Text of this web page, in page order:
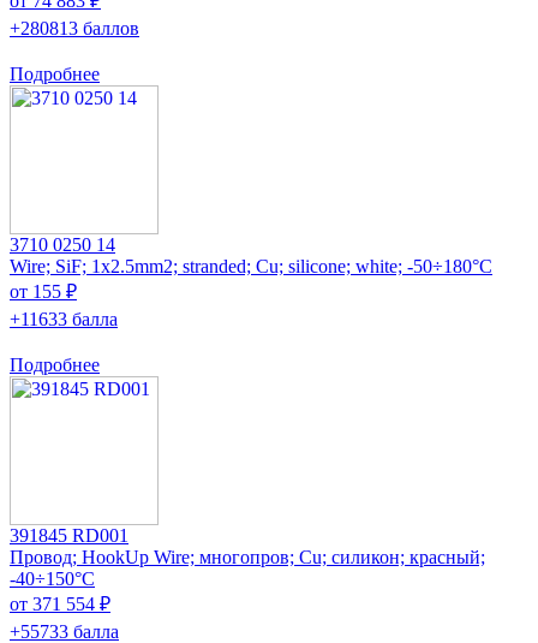
+280813 баллов
Подробнее
3710 0250 14
Wire; SiF; 1x2.5mm2; stranded; Cu; silicone; white; -50÷180°C
от 155 ₽
+11633 балла
Подробнее
391845 RD001
Провод; HookUp Wire; многопров; Cu; силикон; красный;
-40÷150°C
от 371 554 ₽
+55733 балла